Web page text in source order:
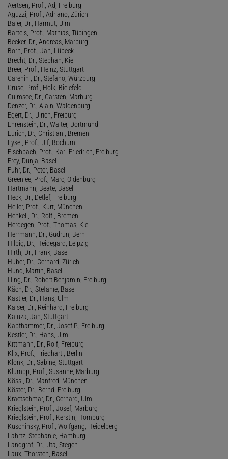
Aertsen, Prof., Ad, Freiburg
Aguzzi, Prof., Adriano, Zürich
Baier, Dr., Harmut, Ulm
Bartels, Prof., Mathias, Tübingen
Becker, Dr., Andreas, Marburg
Born, Prof., Jan, Lübeck
Brecht, Dr., Stephan, Kiel
Breer, Prof., Heinz, Stuttgart
Carenini, Dr., Stefano, Würzburg
Cruse, Prof., Holk, Bielefeld
Culmsee, Dr., Carsten, Marburg
Denzer, Dr., Alain, Waldenburg
Egert, Dr., Ulrich, Freiburg
Ehrenstein, Dr., Walter, Dortmund
Eurich, Dr., Christian , Bremen
Eysel, Prof., Ulf, Bochum
Fischbach, Prof., Karl-Friedrich, Freiburg
Frey, Dunja, Basel
Fuhr, Dr., Peter, Basel
Greenlee, Prof., Marc, Oldenburg
Hartmann, Beate, Basel
Heck, Dr., Detlef, Freiburg
Heller, Prof., Kurt, München
Henkel , Dr., Rolf , Bremen
Herdegen, Prof., Thomas, Kiel
Herrmann, Dr., Gudrun, Bern
Hilbig, Dr., Heidegard, Leipzig
Hirth, Dr., Frank, Basel
Huber, Dr., Gerhard, Zürich
Hund, Martin, Basel
Illing, Dr., Robert Benjamin, Freiburg
Käch, Dr., Stefanie, Basel
Kästler, Dr., Hans, Ulm
Kaiser, Dr., Reinhard, Freiburg
Kaluza, Jan, Stuttgart
Kapfhammer, Dr., Josef P., Freiburg
Kestler, Dr., Hans, Ulm
Kittmann, Dr., Rolf, Freiburg
Klix, Prof., Friedhart , Berlin
Klonk, Dr., Sabine, Stuttgart
Klumpp, Prof., Susanne, Marburg
Kössl, Dr., Manfred, München
Köster, Dr., Bernd, Freiburg
Kraetschmar, Dr., Gerhard, Ulm
Krieglstein, Prof., Josef, Marburg
Krieglstein, Prof., Kerstin, Homburg
Kuschinsky, Prof., Wolfgang, Heidelberg
Lahrtz, Stephanie, Hamburg
Landgraf, Dr., Uta, Stegen
Laux, Thorsten, Basel